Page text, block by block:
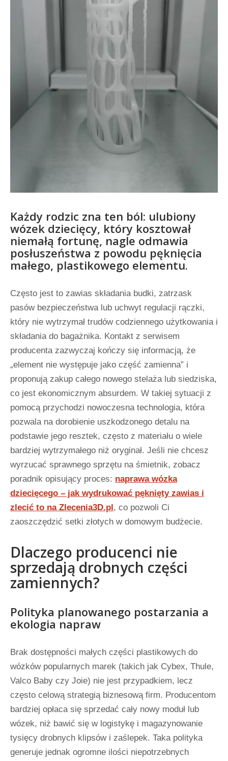
Każdy rodzic zna ten ból: ulubiony
wózek dziecięcy, który kosztował
niemałą fortunę, nagle odmawia
posłuszeństwa z powodu pęknięcia
małego, plastikowego elementu.
Często jest to zawias składania budki, zatrzask
pasów bezpieczeństwa lub uchwyt regulacji rączki,
który nie wytrzymał trudów codziennego użytkowania i
składania do bagażnika. Kontakt z serwisem
producenta zazwyczaj kończy się informacją, że
„element nie występuje jako część zamienna” i
proponują zakup całego nowego stelaża lub siedziska,
co jest ekonomicznym absurdem. W takiej sytuacji z
pomocą przychodzi nowoczesna technologia, która
pozwala na dorobienie uszkodzonego detalu na
podstawie jego resztek, często z materiału o wiele
bardziej wytrzymałego niż oryginał. Jeśli nie chcesz
wyrzucać sprawnego sprzętu na śmietnik, zobacz
poradnik opisujący proces: naprawa wózka
dziecięcego – jak wydrukować pęknięty zawias i
zlecić to na Zlecenia3D.pl, co pozwoli Ci
zaoszczędzić setki złotych w domowym budżecie.
Dlaczego producenci nie
sprzedają drobnych części
zamiennych?
Polityka planowanego postarzania a
ekologia napraw
Brak dostępności małych części plastikowych do
wózków popularnych marek (takich jak Cybex, Thule,
Valco Baby czy Joie) nie jest przypadkiem, lecz
często celową strategią biznesową firm. Producentom
bardziej opłaca się sprzedać cały nowy moduł lub
wózek, niż bawić się w logistykę i magazynowanie
tysięcy drobnych klipsów i zaślepek. Taka polityka
generuje jednak ogromne ilości niepotrzebnych